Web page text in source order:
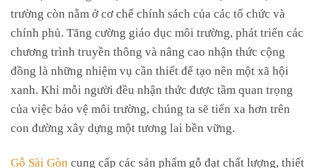
trường còn nằm ở cơ chế chính sách của các tổ chức và
chính phủ. Tăng cường giáo dục môi trường, phát triển các
chương trình truyền thông và nâng cao nhận thức cộng
đồng là những nhiệm vụ cần thiết để tạo nên một xã hội
xanh. Khi mỗi người đều nhận thức được tầm quan trọng
của việc bảo vệ môi trường, chúng ta sẽ tiến xa hơn trên
con đường xây dựng một tương lai bền vững.
Gỗ Sài Gòn cung cấp các sản phẩm gỗ đạt chất lượng, thiết